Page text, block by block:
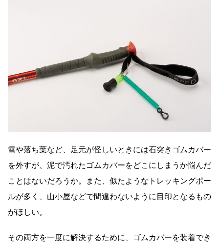
雪や落ち葉など、足元が怪しいときには石突きゴムカバー
を外すが、泥で汚れたゴムカバーをどこにしまうか悩んだ
ことはないだろうか。また、似たようなトレッキングポー
ルが多く、山小屋などで間違わないように目印となるもの
がほしい。
その両方を一度に解決するために、ゴムカバーを装着でき